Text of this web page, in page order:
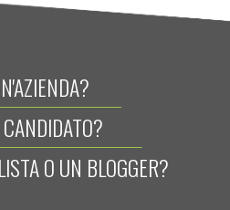
O UN BLOGGER?